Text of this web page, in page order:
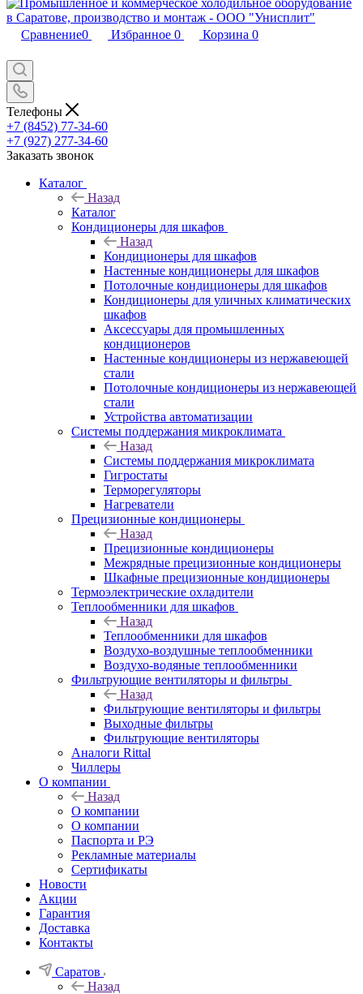
Сравнение0 Избранное 0 Корзина 0
Телефоны
+7 (8452) 77-34-60
+7 (927) 277-34-60
Заказать звонок
Каталог
Назад
Каталог
Кондиционеры для шкафов
Назад
Кондиционеры для шкафов
Настенные кондиционеры для шкафов
Потолочные кондиционеры для шкафов
Кондиционеры для уличных климатических
шкафов
Аксессуары для промышленных
кондиционеров
Настенные кондиционеры из нержавеющей
стали
Потолочные кондиционеры из нержавеющей
стали
Устройства автоматизации
Системы поддержания микроклимата
Назад
Системы поддержания микроклимата
Гигростаты
Терморегуляторы
Нагреватели
Прецизионные кондиционеры
Назад
Прецизионные кондиционеры
Mежрядные прецизионные кондиционеры
Шкафные прецизионные кондиционеры
Термоэлектрические охладители
Теплообменники для шкафов
Назад
Теплообменники для шкафов
Воздухо-воздушные теплообменники
Воздухо-водяные теплообменники
Фильтрующие вентиляторы и фильтры
Назад
Фильтрующие вентиляторы и фильтры
Выходные фильтры
Фильтрующие вентиляторы
Аналоги Rittal
Чиллеры
О компании
Назад
О компании
О компании
Паспорта и РЭ
Рекламные материалы
Сертификаты
Новости
Акции
Гарантия
Доставка
Контакты
Саратов
Назад